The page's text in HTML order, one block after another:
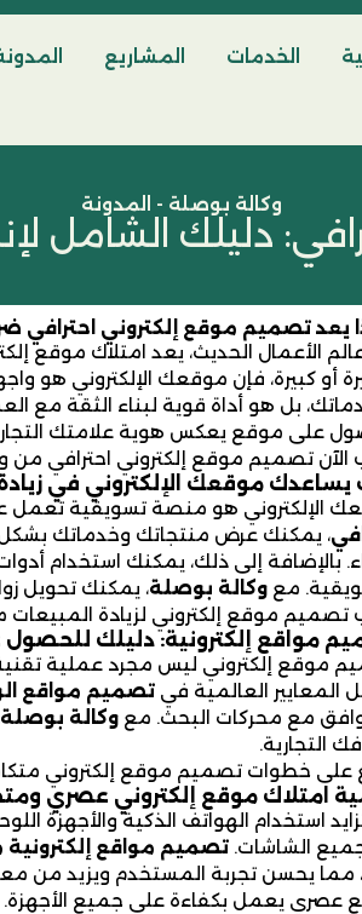
الخدمات المشاريع
وكالة بوصلة - المدونة
دليلك الشامل
يعد تصميم موقع إلكتروني احترافي
الأعمال الحديث، يعد امتلاك موقع
أو كبيرة، فإن موقعك الإلكتروني هو
بل هو أداة قوية لبناء الثقة مع
على موقع يعكس هوية علامتك
الآن تصميم موقع إلكتروني احترافي من
موقعك الإلكتروني في
الإلكتروني هو منصة تسويقية تعمل
، يمكنك عرض منتجاتك وخدماتك
بالإضافة إلى ذلك، يمكنك استخدام
مع وكالة بوصلة، يمكنك تحويل
تصميم موقع إلكتروني لزيادة المبيعات
مواقع إلكترونية: دليلك للحصول
موقع إلكتروني ليس مجرد عملية
المعايير العالمية في تصميم مواقع
مع محركات البحث. مع وكالة بوصلة
التجارية.
على خطوات تصميم موقع إلكتروني
امتلاك موقع إلكتروني عصري
استخدام الهواتف الذكية والأجهزة
الشاشات. تصميم مواقع إلكترونية
مما يحسن تجربة المستخدم ويزيد من
عصري يعمل بكفاءة على جميع الأجهزة.